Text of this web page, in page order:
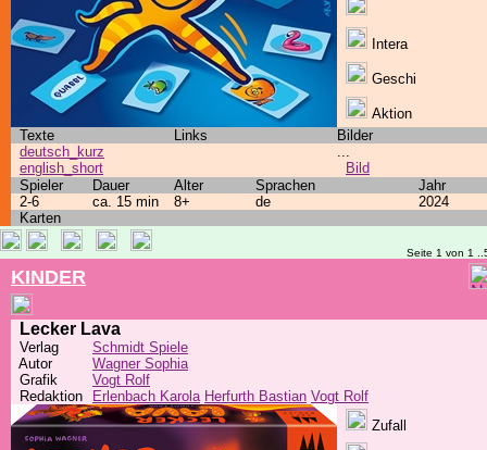
Intera
Geschi
Aktion
Texte
Links
Bilder
deutsch_kurz
english_short
...
Bild
Spieler
Dauer Alter Sprachen
Jahr
2-6
ca. 15 min 8+ de
2024
Karten
Seite 1 von 1
KINDER
Lecker Lava
Verlag
Schmidt Spiele
Autor
Wagner Sophia
Grafik
Vogt Rolf
Redaktion
Erlenbach Karola Herfurth Bastian Vogt Rolf
Zufall